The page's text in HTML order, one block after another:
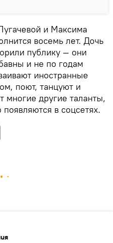
и Максима
восемь лет. Дочь
публику — они
и не по годам
иностранные
поют, танцуют и
многие другие таланты,
в соцсетях.